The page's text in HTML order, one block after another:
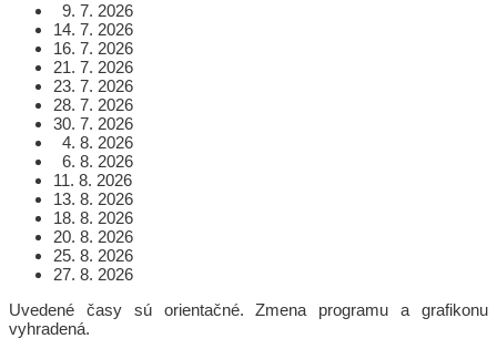
9. 7. 2026
14. 7. 2026
16. 7. 2026
21. 7. 2026
23. 7. 2026
28. 7. 2026
30. 7. 2026
4. 8. 2026
6. 8. 2026
11. 8. 2026
13. 8. 2026
18. 8. 2026
20. 8. 2026
25. 8. 2026
27. 8. 2026
Uvedené časy sú orientačné. Zmena programu a grafikonu
vyhradená.